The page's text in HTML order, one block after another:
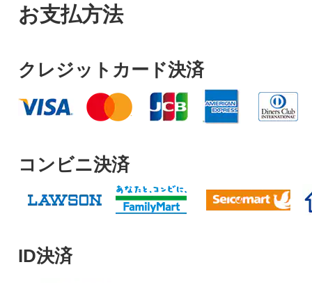
お支払方法
クレジットカード決済
コンビニ決済
ID決済